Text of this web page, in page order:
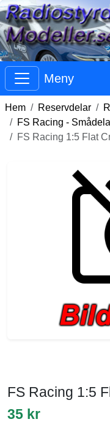
Meny
Hem Reservdelar
FS Racing -
FS Racing 1:5 Flat
FS Racing 1:5
35 kr